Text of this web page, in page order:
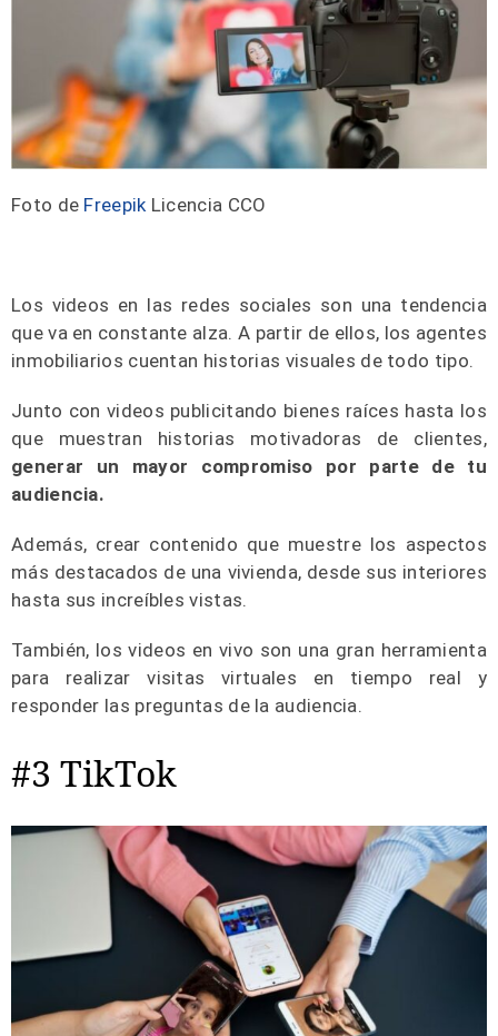
Foto de FreepikLicencia CCO
Los videos en las redes sociales son una tendencia
que va en constante alza. A partir de ellos, los agentes
inmobiliarios cuentan historias visuales de todo tipo.
Junto con videos publicitando bienes raíces hasta los
que muestran historias motivadoras de clientes,
generar un mayor compromiso por parte de tu
audiencia.
Además, crear contenido que muestre los aspectos
más destacados de una vivienda, desde sus interiores
hasta sus increíbles vistas.
También, los videos en vivo son una gran herramienta
para realizar visitas virtuales en tiempo real y
responder las preguntas de la audiencia.
#3 TikTok